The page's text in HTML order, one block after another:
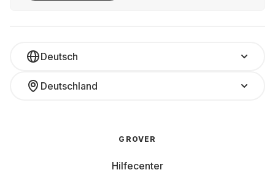
Deutsch
Deutschland
GROVER
Hilfecenter